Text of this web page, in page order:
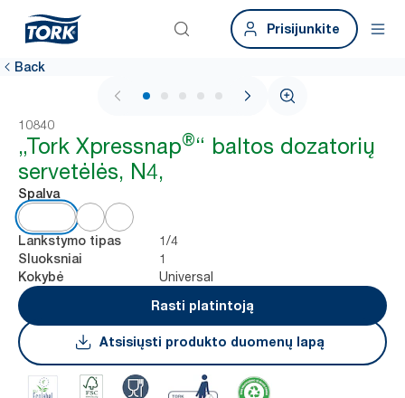
Prisijunkite
Back
1 / 6
10840
„Tork Xpressnap®“ baltos dozatorių
servetėlės, N4,
Spalva
Lankstymo tipas 1/4
Sluoksniai 1
Kokybė
Universal
Rasti platintoją
Atsisiųsti produkto duomenų lapą